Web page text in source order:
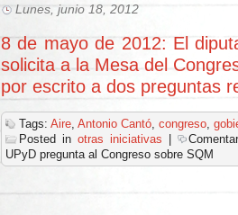
Lunes, junio 18, 2012
8 de mayo de 2012: El
solicita a la Mesa del
por escrito a dos preguntas
Tags: Aire, Antonio Cantó, congreso,
Posted in otras iniciativas
UPyD pregunta al Congreso sobre SQM